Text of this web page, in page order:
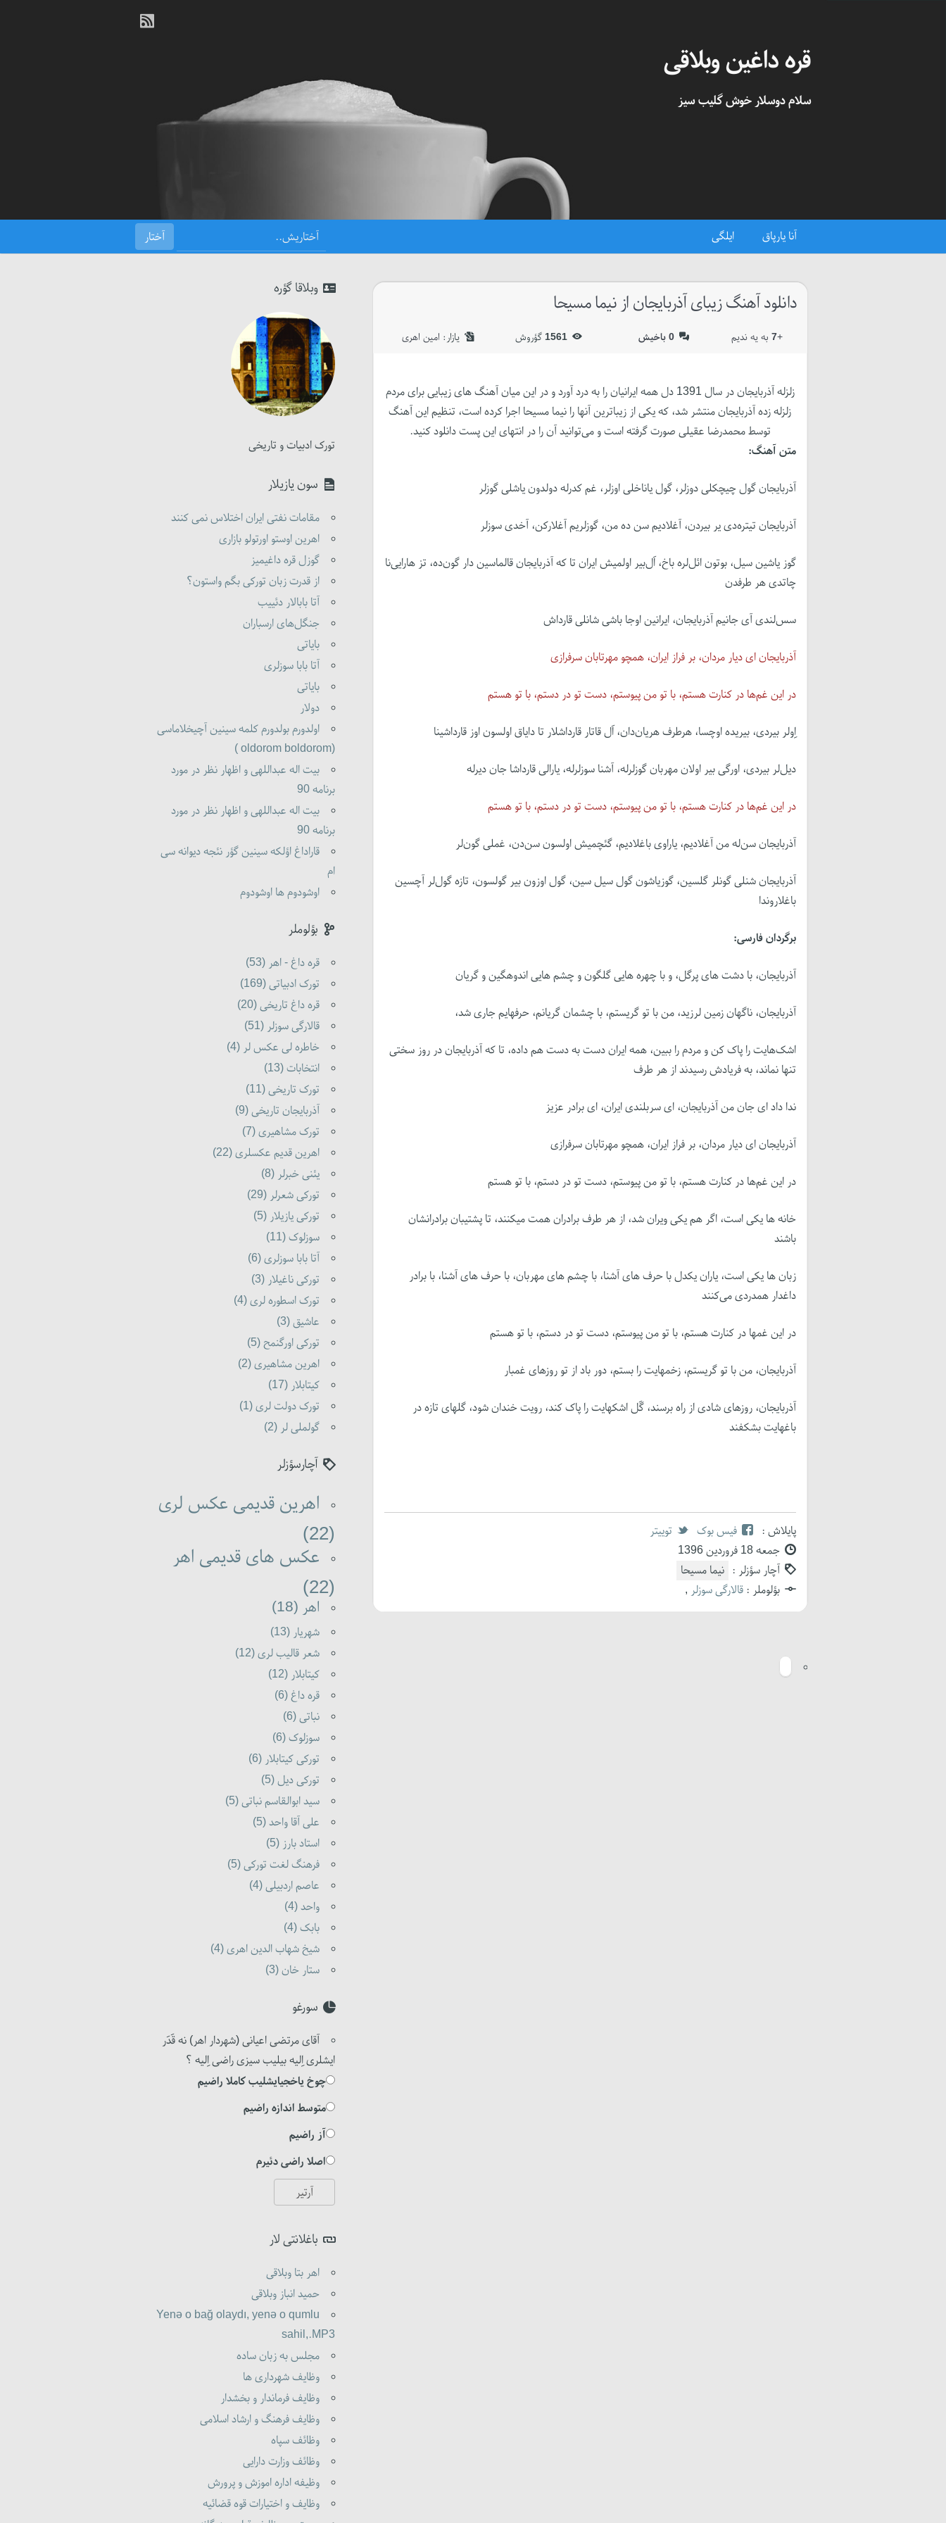
قره داغین وبلاقی
سلام دوسلار خوش گلیب سیز
آنا یارپاق ایلگی
دانلود آهنگ زیبای آذربایجان از نیما مسیحا
+
7 به یه ندیم 0باخیش 1561 گؤروش یازار:‌ امین اهری
زلزله آذربایجان در سال 1391 دل همه ایرانیان را به درد آورد و در این میان آهنگ های زیبایی برای مردم
زلزله زده آذربایجان منتشر شد، که یکی از زیباترین آنها را نیما مسیحا اجرا کرده است، تنظیم این آهنگ
توسط محمدرضا عقیلی صورت گرفته است و می‌توانید آن را در انتهای این پست دانلود کنید.
متن آهنگ:
آذربایجان گول چیچکلی دوزلر، گول یاناخلی اوزلر، غم کدرله دولدون یاشلی گوزلر
آذربایجان تیتره‌دی یر بیردن، آغلادیم سن ده من، گوزلریم آغلارکن، آخدی سوزلر
گوز یاشین سیل، بوتون ائل‌لره باخ، اَل‌بیر اولمیش ایران تا که آذربایجان قالماسین دار گون‌ده، تز هارایی‌نا
چاتدی هر طرفدن
سس‌لندی آی جانیم آذربایجان، ایرانین اوجا باشی شانلی قارداش
آذربایجان ای دیار مردان، بر فراز ایران، همچو مهرتابان سرفرازی
در این غم‌ها در کنارت هستم، با تو من پیوستم، دست تو در دستم، با تو هستم
اِولر بیردی، بیری‎ده اوچسا، هرطرف هریان‌دان، اَل قاتار قارداشلار تا دایاق اولسون اوز قارداشینا
دیل‌لر بیردی، اورگی بیر اولان مهربان گوزلرله، آشنا سوزلرله، یارالی قارداشا جان دیرله
در این غم‌ها در کنارت هستم، با تو من پیوستم، دست تو در دستم، با تو هستم
آذربایجان سن‌‌له من آغلادیم، یاراوی باغلادیم، گئچمیش اولسون سن‌دن، غملی گون‌لر
آذربایجان شنلی گونلر گلسین، گوزیاشون گول سیل سین، گول اوزون بیر گولسون، تازه گول‌لر آچسین
باغلاروندا
برگردان فارسی:
آذربایجان، با دشت های پرگل، و با چهره هایی گلگون و چشم هایی اندوهگین و گریان
آذربایجان، ناگهان زمین لرزید، من با تو گریستم، با چشمان گریانم، حرفهایم جاری شد،
اشک‌هایت را پاک کن و مردم را ببین، همه ایران دست به دست هم داده، تا که آذربایجان در روز سختی
تنها نماند، به فریادش رسیدند از هر طرف
ندا داد ای جان من آذربایجان، ای سربلندی ایران، ای برادر عزیز
آذربایجان ای دیار مردان، بر فراز ایران، همچو مهرتابان سرفرازی
در این غم‌ها در کنارت هستم، با تو من پیوستم، دست تو در دستم، با تو هستم
خانه ها یکی است، اگر هم یکی ویران شد، از هر طرف برادران همت میکنند، تا پشتیبان برادرانشان
باشند
زبان ها یکی است، یاران یکدل با حرف های آشنا، با چشم های مهربان، با حرف های آشنا، با برادر
داغدار همدردی می‌کنند
در این غمها در کنارت هستم، با تو من پیوستم، دست تو در دستم، با تو هستم
آذربایجان، من با تو گریستم، زخمهایت را بستم، دور باد از تو روزهای غمبار
آذربایجان، روزهای شادی از راه برسند، گَل اشکهایت را پاک کند، رویت خندان شود، گلهای تازه در
باغهایت بشکفند
پایلاش : فیس بوک
توییتر
جمعه 18 فروردین 1396
آچار سؤزلر : نیما مسیحا
بؤلوملر : قالارگی سوزلر ,
وبلاقا گؤره
تورک ادبیات و تاریخی
سون یازیلار
مقامات نفتی ایران اختلاس نمی کنند
اهرین اوستو اورتولو بازاری
گوزل قره داغیمیز
از قدرت زبان تورکی بگم واستون؟
آتا بابالار دئییب
جنگل‌های ارسباران
بایاتی
آتا بابا سوزلری
بایاتی
دولار
اولدورم بولدورم کلمه سینین آچیخلاماسی
(oldorom boldorom )
بیت اله عبداللهی و اظهار نظر در مورد
برنامه 90
بیت اله عبداللهی و اظهار نظر در مورد
برنامه 90
قاراداغ اؤلکه سینین گؤر نئجه دیوانه سی
ام
اوشودوم ها اوشودوم
بؤلوملر
قره داغ - اهر (53)
تورک ادبیاتی (169)
قره داغ تاریخی (20)
قالارگی سوزلر (51)
خاطره لی عکس لر (4)
انتخابات (13)
تورک تاریخی (11)
آذربایجان تاریخی (9)
تورک مشاهیری (7)
اهرین قدیم عکسلری (22)
یئنی خبرلر (8)
تورکی شعرلر (29)
تورکی یازیلار (5)
سوزلوک (11)
آتا بابا سوزلری (6)
تورکی ناغیلار (3)
تورک اسطوره لری (4)
عاشیق (3)
تورکی اورگنمح (5)
اهرین مشاهیری (2)
کیتابلار (17)
تورک دولت لری (1)
گولملی لر (2)
آچارسؤزلر
اهرین قدیمی عکس لری
(22)
عکس های قدیمی اهر
(22)
اهر (18)
شهریار (13)
شعر قالیب لری (12)
کیتابلار (12)
قره داغ (6)
نباتی (6)
سوزلوک (6)
تورکی کیتابلار (6)
تورکی دیل (5)
سید ابوالقاسم نباتی (5)
علی آقا واحد (5)
استاد بارز (5)
فرهنگ لغت تورکی (5)
عاصم اردبیلی (4)
واحد (4)
بابک (4)
شیخ شهاب الدین اهری (4)
ستار خان (3)
سورغو
آقای مرتضی اعیانی (شهردار اهر) نه قَدَر
ایشلری اِلیه بیلیب سیزی راضی اِلیه ؟
چوخ یاخجیایشلیب کاملا راضیم
متوسط اندازه راضیم
آز راضیم
اصلا راضی دئیرم
باغلانتی لار
اهر بتا وبلاقی
حمید انباز وبلاقی
Yenə o bağ olaydı, yenə o qumlu
sahil,.MP3
مجلس به زبان ساده
وظایف شهرداری ها
وظایف فرماندار و بخشدار
وظایف فرهنگ و ارشاد اسلامی
وظائف سپاه
وظائف وزارت دارایی
وظیفه اداره اموزش و پرورش
وظایف و اختیارات قوه قضائیه